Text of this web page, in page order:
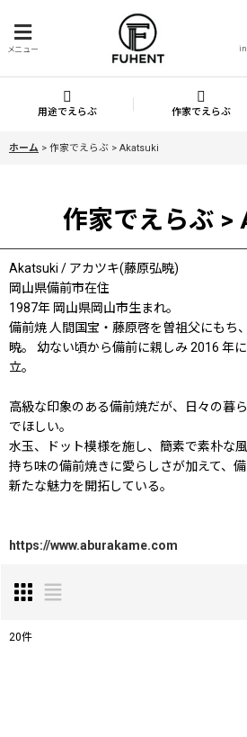
メニュー
用途でえらぶ 作家でえらぶ
ホーム > 作家でえらぶ > Akatsuki
作家でえらぶ >
Akatsuki / アカツキ(藤原弘暁)
岡山県備前市在住
1987年 岡山県岡山市生まれ。
備前焼 人間国宝・藤原啓を曽祖父にもち
暁。 幼ない頃から備前に親しみ 2016 年
立。
高級な印象のある備前焼だが、日々の暮
でほしい。
水玉、ドット模様を施し、簡素で素朴な
持ち味の備前焼きに愛らしさが加えて、
新たな魅力を開拓している。
https://www.aburakame.com
20件